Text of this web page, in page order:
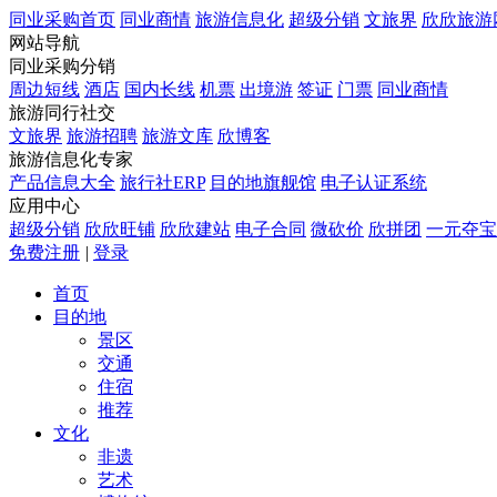
同业采购首页 同业商情 旅游信息化 超级分销 文旅界 欣欣旅游
网站导航
同业采购分销
周边短线 酒店 国内长线 机票 出境游 签证 门票 同业商情
旅游同行社交
文旅界 旅游招聘 旅游文库 欣博客
旅游信息化专家
产品信息大全 旅行社ERP 目的地旗舰馆 电子认证系统
应用中心
超级分销 欣欣旺铺 欣欣建站 电子合同 微砍价 欣拼团 一元夺宝
免费注册 | 登录
首页
目的地
景区
交通
住宿
推荐
文化
非遗
艺术